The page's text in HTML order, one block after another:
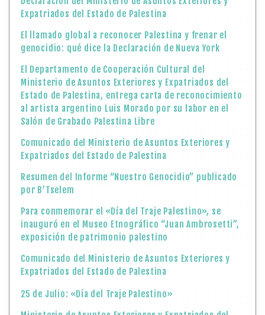
Expatriados del Estado de Palestina
El llamado global a reconocer Palestina y frenar el
genocidio: qué dice la Declaración de Nueva York
El Departamento de Cooperación Cultural del
Ministerio de Asuntos Exteriores y Expatriados del
Estado de Palestina, entrega carta de reconocimiento
al artista argentino Luis Morado por su labor en el
Salón de Grabado Palestina Libre
Comunicado del Ministerio de Asuntos Exteriores y
Expatriados del Estado de Palestina
Resumen del Informe “Nuestro Genocidio” publicado
por B’Tselem
Para conmemorar el «Día del Traje Palestino», se
inauguró en el Museo Etnográfico “Juan Ambrosetti”,
exposición de patrimonio palestino
Comunicado del Ministerio de Asuntos Exteriores y
Expatriados del Estado de Palestina
25 de Julio: «Día del Traje Palestino»